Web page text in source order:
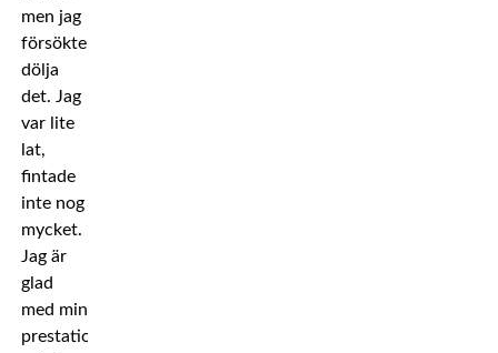
men jag
försökte
dölja
det. Jag
var lite
lat,
fintade
inte nog
mycket.
Jag är
glad
med min
prestation